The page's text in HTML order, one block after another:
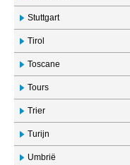
Stuttgart
Tirol
Toscane
Tours
Trier
Turijn
Umbrië